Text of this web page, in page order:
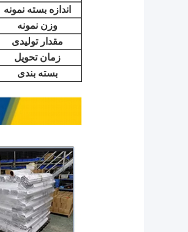
اندازه بسته نمونه
وزن نمونه
مقدار تولیدی
زمان تحویل
بسته بندی